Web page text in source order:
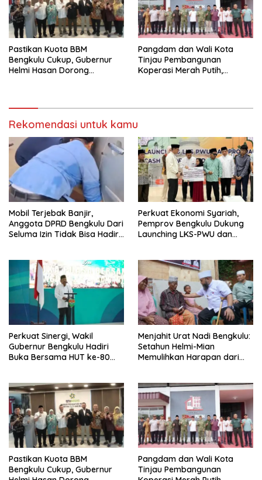
Pastikan Kuota BBM
Bengkulu Cukup, Gubernur
Helmi Hasan Dorong
Pangdam dan Wali Kota
Tinjau Pembangunan
Koperasi Merah Putih,
Rekomendasi untuk kamu
Mobil Terjebak Banjir,
Anggota DPRD Bengkulu Dari
Seluma Izin Tidak Bisa Hadiri
Perkuat Ekonomi Syariah,
Pemprov Bengkulu Dukung
Launching LKS-PWU dan
Perkuat Sinergi, Wakil
Gubernur Bengkulu Hadiri
Buka Bersama HUT ke-80
Menjahit Urat Nadi Bengkulu:
Setahun Helmi-Mian
Memulihkan Harapan dari
Pastikan Kuota BBM
Bengkulu Cukup, Gubernur
Pangdam dan Wali Kota
Tinjau Pembangunan